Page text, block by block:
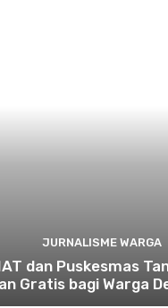
JURNALISME WARGA
dan Puskesmas
Gratis bagi Warga